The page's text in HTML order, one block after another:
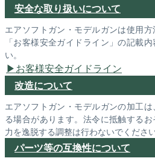
安全な取り扱いについて
エアソフトガン・モデルガンは使用方
「お客様安全ガイドライン」の記載
い。
お客様安全ガイドライン
改造について
エアソフトガン・モデルガンの加工
る場合があります。法令に抵触する
力を逸脱する調整は行わないでください
パーツ等の互換性について